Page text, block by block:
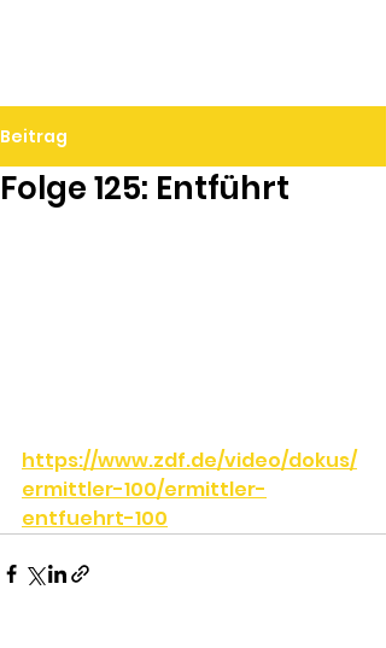
Beitrag
Folge 125: Entführt
https://www.zdf.de/video/dokus/
ermittler-100/ermittler-
entfuehrt-100